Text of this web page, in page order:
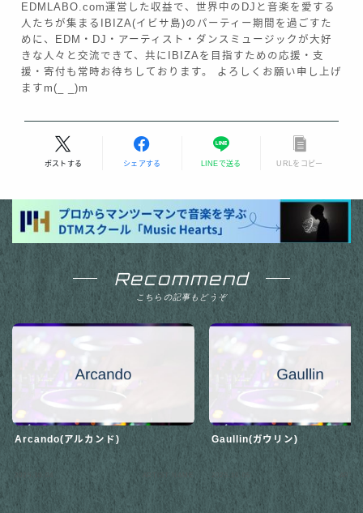
Follow Me
EDMLABO.com運営した収益で、世界中のDJと音楽を愛する
人たちが集まるIBIZA(イビサ島)のパーティー期間を過ごすた
めに、EDM・DJ・アーティスト・ダンスミュージックが大好
きな人々と交流できて、共にIBIZAを目指すための応援・支
援・寄付も常時お待ちしております。 よろしくお願い申し上げ
ますm(_ _)m
ポストする シェアする LINEで送る URLをコピー
Recommend
こちらの記事もどうぞ
Arcando(アルカンド) Gaullin(ガウリン)